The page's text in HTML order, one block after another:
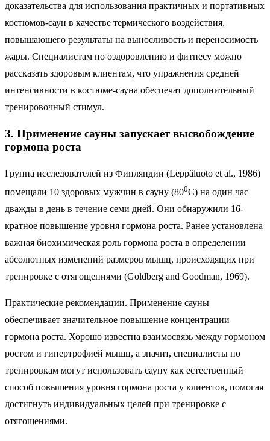
доказательства для использования практичных и портативных
костюмов-саун в качестве термического воздействия,
повышающего результаты на выносливость и переносимость
жары. Специалистам по оздоровлению и фитнесу можно
рассказать здоровым клиентам, что упражнения средней
интенсивности в костюме-сауна обеспечат дополнительный
тренировочный стимул.
3. Применение сауны запускает высвобождение
гормона роста
Группа исследователей из Финляндии (Leppäluoto et al., 1986)
помещали 10 здоровых мужчин в сауну (800С) на один час
дважды в день в течение семи дней. Они обнаружили 16-
кратное повышение уровня гормона роста. Ранее установлена
важная биохимическая роль гормона роста в определении
абсолютных изменений размеров мышц, происходящих при
тренировке с отягощениями (Goldberg and Goodman, 1969).
Практические рекомендации. Применение сауны
обеспечивает значительное повышение концентрации
гормона роста. Хорошо известна взаимосвязь между гормоном
ростом и гипертрофией мышц, а значит, специалисты по
тренировкам могут использовать сауну как естественный
способ повышения уровня гормона роста у клиентов, помогая
достигнуть индивидуальных целей при тренировке с
отягощениями.